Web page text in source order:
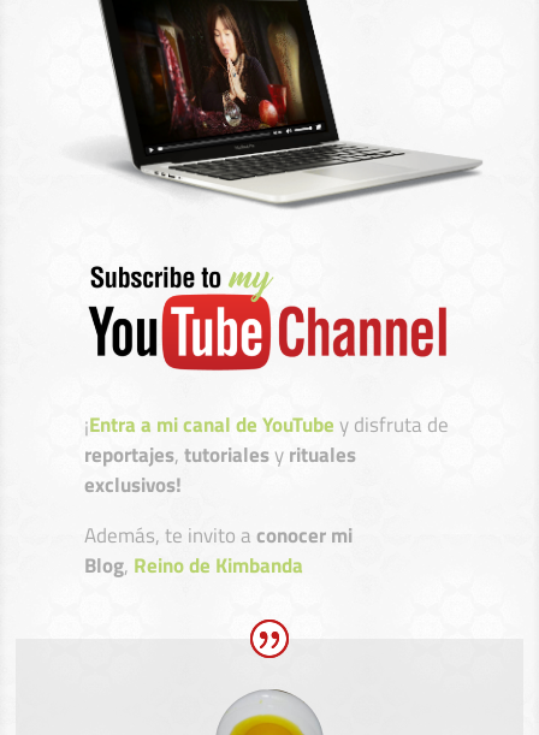
¡Entra a mi canal de YouTubey disfruta de
reportajes,tutorialesyrituales
exclusivos!
Además, te invito aconocer mi
Blog, Reino de Kimbanda